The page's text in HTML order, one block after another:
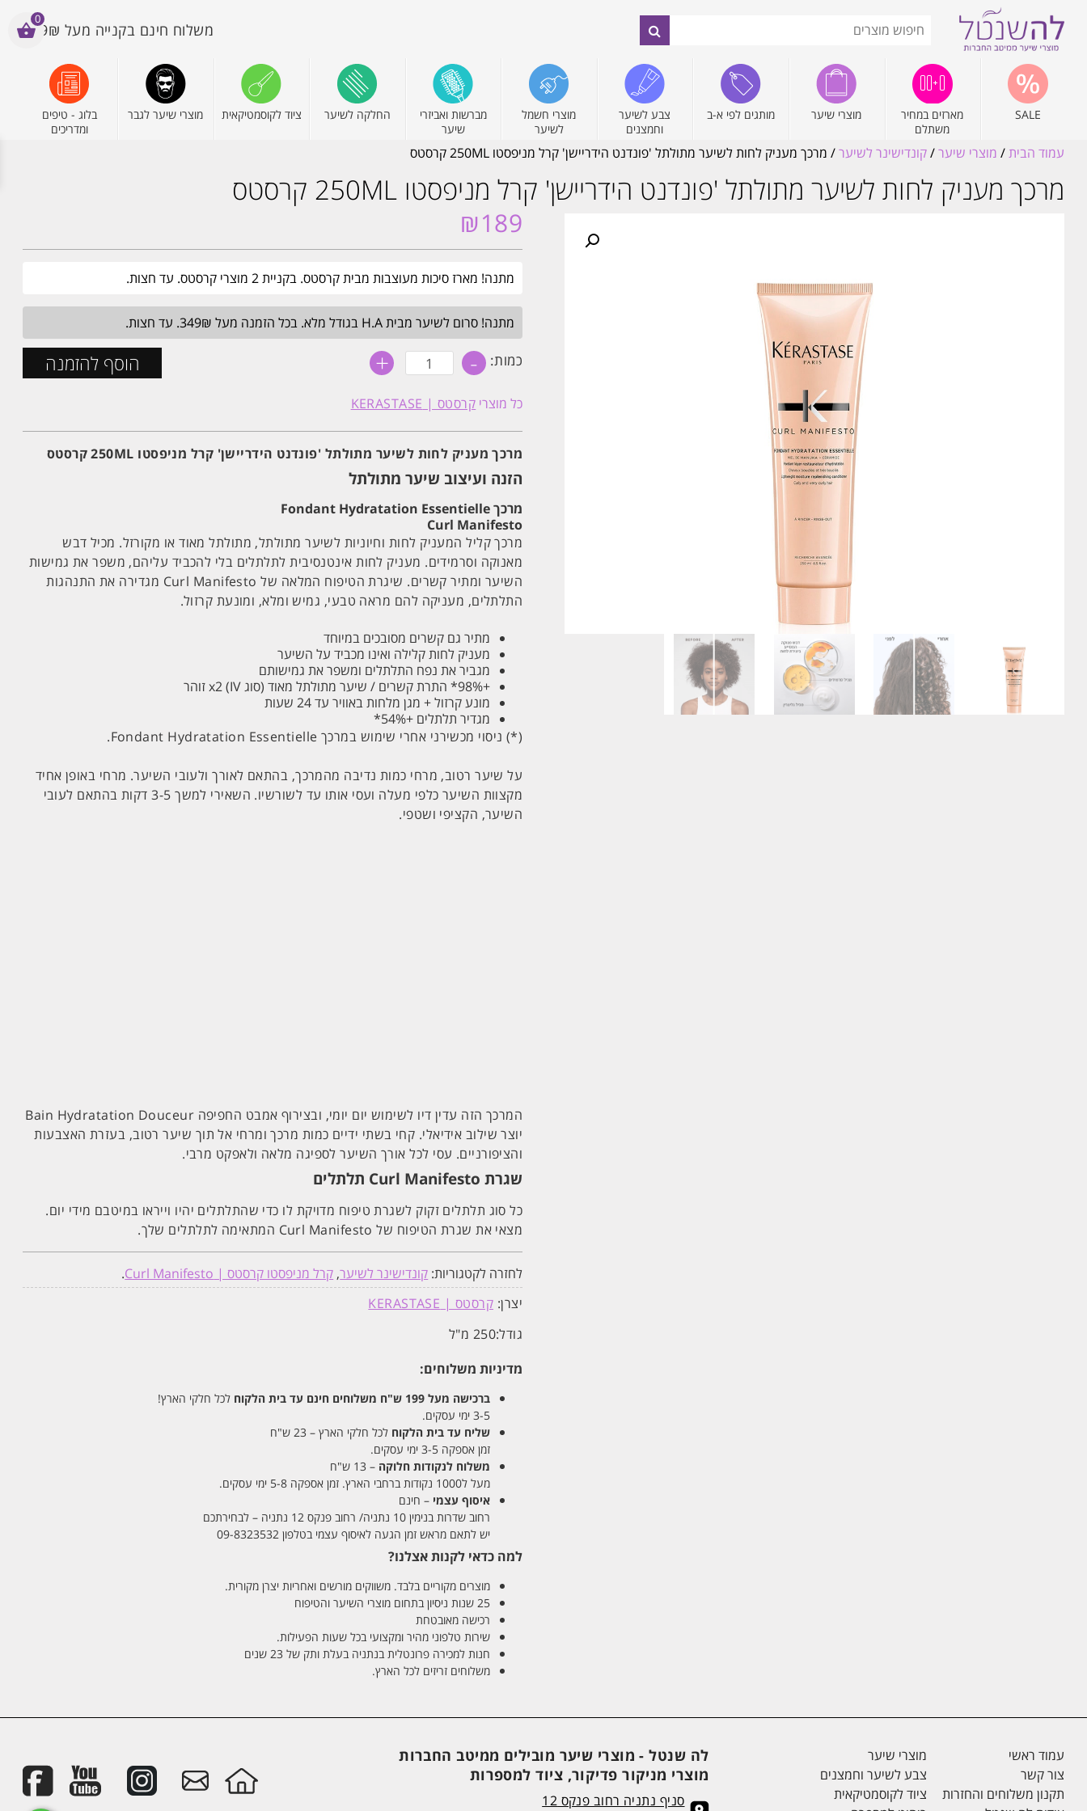
משלוח חינם בקנייה מעל 199₪
SALE
מארזים במחיר
משתלם
מוצרי שיער מותגים לפי א-ב
צבע לשיער
וחמצנים
מוצרי חשמל
לשיער
מברשות ואביזרי
שיער
החלקה לשיער ציוד לקוסמטיקאית מוצרי שיער לגבר
בלוג - טיפים
ומדריכים
עמוד הבית/ מוצרי שיער/קונדישינר לשיער/ מרכך מעניק לחות לשיער מתולתל 'פונדנט הידריישן' קרל מניפסטו 250ML קרסטס
מרכך מעניק לחות לשיער מתולתל 'פונדנט הידריישן' קרל מניפסטו 250ML קרסטס
₪189
מתנה! מארז סיכות מעוצבות מבית קרסטס. בקניית 2 מוצרי קרסטס. עד חצות.
מתנה! סרום לשיער מבית H.A בגודל מלא. בכל הזמנה מעל 349₪. עד חצות.
כמות: - כמות
של
מעניק
לחות
מתולתל
'פונדנט
הידריישן'
קרל
מניפסטו
קרסטס
+ הוסף להזמנה
כל מוצרי קרסטס | KERASTASE
מרכך מעניק לחות לשיער מתולתל 'פונדנט הידריישן' קרל מניפסטו 250ML קרסטס
הזנה ועיצוב שיער מתולתל
מרכך Fondant Hydratation Essentielle
Curl Manifesto
מרכך קליל המעניק לחות וחיוניות לשיער מתולתל, מתולתל מאוד או מקורזל. מכיל דבש
מאנוקה וסרמידים. מעניק לחות אינטנסיבית לתלתלים בלי להכביד עליהם, משפר את גמישות
השיער ומתיר קשרים. שיגרת הטיפוח המלאה של Curl Manifesto מגדירה את התנהגות
התלתלים, מעניקה להם מראה טבעי, גמיש ומלא, ומונעת קרזול.
מתיר גם קשרים מסובכים במיוחד
מעניק לחות קלילה ואינו מכביד על השיער
מגביר את נפח התלתלים ומשפר את גמישותם
+98%* התרת קשרים / שיער מתולתל מאוד (סוג IV) x2 זוהר
מונע קרזול + מגן מלחות באוויר עד 24 שעות
מגדיר תלתלים +54%*
(*) ניסוי מכשירני אחרי שימוש במרכך Fondant Hydratation Essentielle.
על שיער רטוב, מרחי כמות נדיבה מהמרכך, בהתאם לאורך ולעובי השיער. מרחי באופן אחיד
מקצוות השיער כלפי מעלה ועסי אותו עד לשורשיו. השאירי למשך 3-5 דקות בהתאם לעובי
השיער, הקציפי ושטפי.
המרכך הזה עדין דיו לשימוש יום יומי, ובצירוף אמבט החפיפה Bain Hydratation Douceur
יוצר שילוב אידיאלי. קחי בשתי ידיים כמות מרכך ומרחי אל תוך שיער רטוב, בעזרת האצבעות
והציפורניים. עסי לכל אורך השיער לספיגה מלאה ולאפקט מרבי.
שגרת Curl Manifesto תלתלים
כל סוג תלתלים זקוק לשגרת טיפוח מדויקת לו כדי שהתלתלים יהיו וייראו במיטבם מידי יום.
מצאי את שגרת הטיפוח של Curl Manifesto המתאימה לתלתלים שלך.
לחזרה לקטגוריות: קונדישינר לשיער, קרל מניפסטו קרסטס | Curl Manifesto
.
יצרן: קרסטס | KERASTASE
גודל:250 מ"ל
מדיניות משלוחים:
ברכישה מעל 199 ש"ח משלוחים חינם עד בית הלקוח לכל חלקי הארץ!
3-5 ימי עסקים.
שליח עד בית הלקוח לכל חלקי הארץ – 23 ש"ח
זמן אספקה 3-5 ימי עסקים.
משלוח לנקודות חלוקה – 13 ש"ח
מעל ל1000 נקודות ברחבי הארץ. זמן אספקה 5-8 ימי עסקים.
איסוף עצמי – חינם
רחוב שדרות בנימין 10 נתניה/ רחוב פנקס 12 נתניה – לבחירתכם
יש לתאם מראש זמן הגעה לאיסוף עצמי בטלפון 09-8323532
למה כדאי לקנות אצלנו?
מוצרים מקוריים בלבד. משווקים מורשים ואחריות יצרן מקורית.
25 שנות ניסיון בתחום מוצרי השיער והטיפוח
רכישה מאובטחת
שירות טלפוני מהיר ומקצועי בכל שעות הפעילות.
חנות למכירה פרונטלית בנתניה בעלת ותק של 23 שנים
משלוחים זריזים לכל הארץ.
עמוד ראשי
צור קשר
תקנון משלוחים והחזרות
מוצרי שיער
צבע לשיער וחמצנים
ציוד לקוסמטיקאית
לה שנטל - מוצרי שיער מובילים ממיטב החברות
מוצרי מניקור פדיקור, ציוד למספרות
סניף נתניה רחוב פנקס 12
0